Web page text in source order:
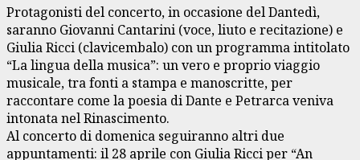
Protagonisti del concerto, in occasione del Dantedì,
saranno Giovanni Cantarini (voce, liuto e recitazione) e
Giulia Ricci (clavicembalo) con un programma intitolato
“La lingua della musica”: un vero e proprio viaggio
musicale, tra fonti a stampa e manoscritte, per
raccontare come la poesia di Dante e Petrarca veniva
intonata nel Rinascimento.
Al concerto di domenica seguiranno altri due
appuntamenti: il 28 aprile con Giulia Ricci per “An